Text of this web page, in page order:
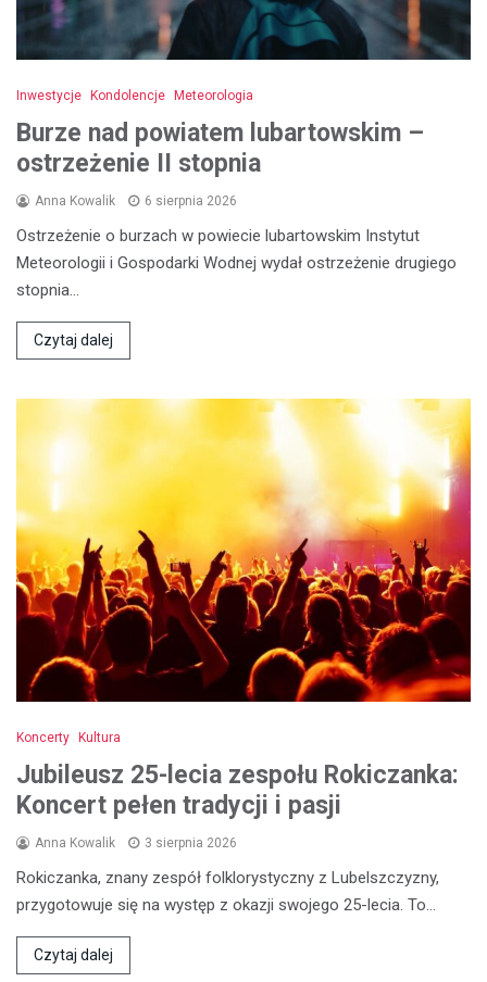
Inwestycje Kondolencje Meteorologia
Burze nad powiatem lubartowskim –
ostrzeżenie II stopnia
Anna Kowalik 6 sierpnia 2026
Ostrzeżenie o burzach w powiecie lubartowskim Instytut
Meteorologii i Gospodarki Wodnej wydał ostrzeżenie drugiego
stopnia…
Czytaj dalej
Koncerty Kultura
Jubileusz 25-lecia zespołu Rokiczanka:
Koncert pełen tradycji i pasji
Anna Kowalik 3 sierpnia 2026
Rokiczanka, znany zespół folklorystyczny z Lubelszczyzny,
przygotowuje się na występ z okazji swojego 25-lecia. To…
Czytaj dalej